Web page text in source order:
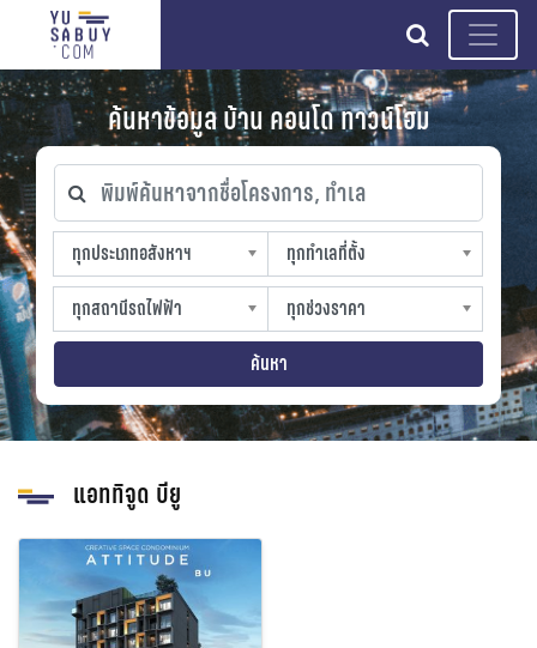
search
ค้นหาข้อมูล บ้าน คอนโด ทาวน์โฮม
พิมพ์ค้นหาจากชื่อโครงการ, ทำเล
ทุกประเภทอสังหาฯ
ทุกประเภทอสังหาฯ
sproperty
ทุกทำเลที่ตั้ง
ทุกทำเลที่ตั้ง
slocation
ทุกสถานีรถไฟฟ้า
ทุกสถานีรถไฟฟ้า
strain-station
ทุกช่วงราคา
ทุกช่วงราคา
sprice
ค้นหา
แอททิจูด บียู